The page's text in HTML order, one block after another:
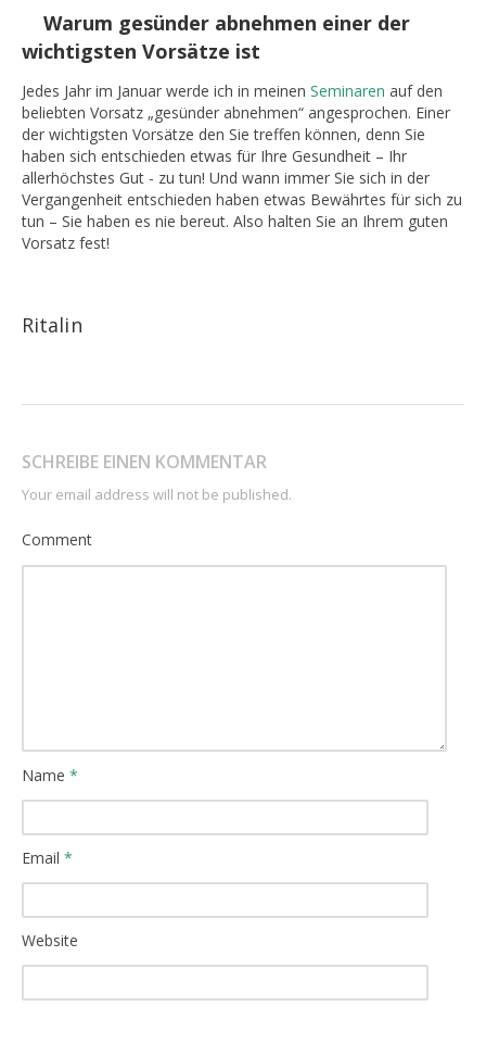
Warum gesünder abnehmen einer der
wichtigsten Vorsätze ist
Jedes Jahr im Januar werde ich in meinen Seminaren auf den
beliebten Vorsatz „gesünder abnehmen“ angesprochen. Einer
der wichtigsten Vorsätze den Sie treffen können, denn Sie
haben sich entschieden etwas für Ihre Gesundheit – Ihr
allerhöchstes Gut - zu tun! Und wann immer Sie sich in der
Vergangenheit entschieden haben etwas Bewährtes für sich zu
tun – Sie haben es nie bereut. Also halten Sie an Ihrem guten
Vorsatz fest!
Ritalin
SCHREIBE EINEN KOMMENTAR
Your email address will not be published.
Comment
Name*
Email*
Website